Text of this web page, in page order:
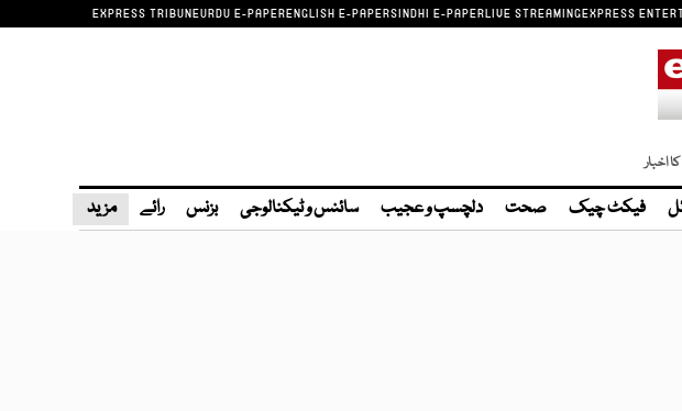
EXPRESS TRIBUNEURDU E-PAPERENGLISH E-PAPERSINDHI E-PAPERLIVE STREAMINGEXPRESS
اخبار
فیکٹ چیک صحت دلچسپ و عجیب سائنس و ٹیکنالوجی بزنس رائے مزید